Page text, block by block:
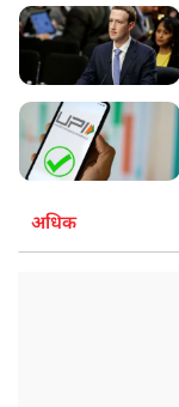
अधिक